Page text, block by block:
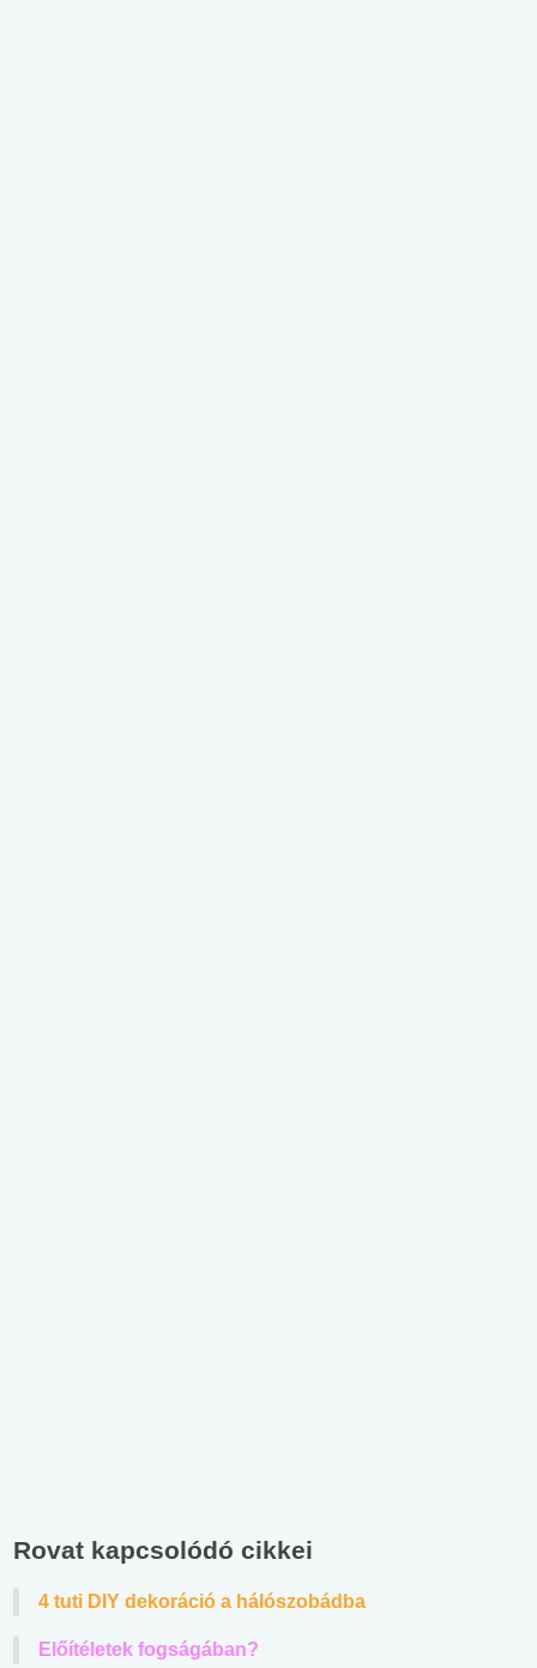
Rovat kapcsolódó cikkei
4 tuti DIY dekoráció a hálószobádba
Előítéletek fogságában?